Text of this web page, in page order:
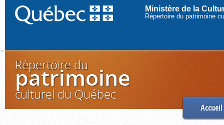
Ministère de la
Répertoire du patrimoine
Répertoire du
patrimoine
culturel du Québec
Accueil